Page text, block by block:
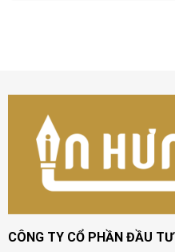
CÔNG TY CỔ PHẦN ĐẦU